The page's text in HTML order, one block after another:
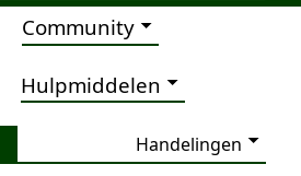
Community
Hulpmiddelen
Handelingen